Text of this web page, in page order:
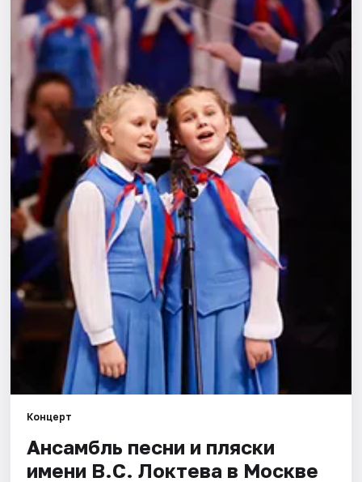
Экскурсии
Спорт
События
Города
Площадки
Артисты
Рейтинги
Концерт
Ансамбль песни и пляски
имени В.С. Локтева в Москве